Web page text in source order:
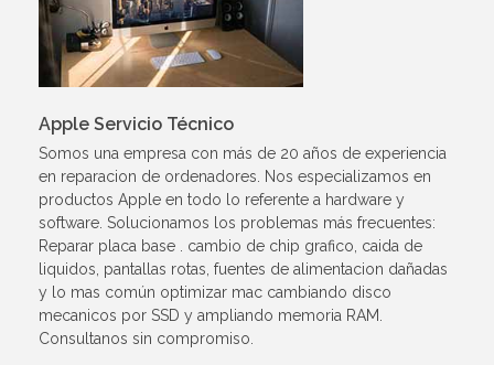
Apple Servicio Técnico
Somos una empresa con más de 20 años de experiencia
en reparacion de ordenadores. Nos especializamos en
productos Apple en todo lo referente a hardware y
software. Solucionamos los problemas más frecuentes:
Reparar placa base . cambio de chip grafico, caida de
liquidos, pantallas rotas, fuentes de alimentacion dañadas
y lo mas común optimizar mac cambiando disco
mecanicos por SSD y ampliando memoria RAM.
Consultanos sin compromiso.